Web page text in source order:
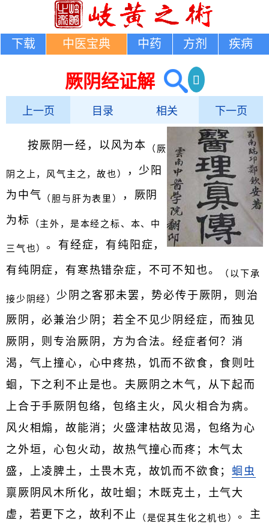
下载 中医宝典 中药 方剂 疾病
厥阴经证解
上一页 目录 相关 下一页
按厥阴一经，以风为本 （厥
阴之上，风气主之，故也） ，少阳
为中气 （胆与肝为表里） ，厥阴
为标 （主外，是本经之标、本、中
三气也）。有经症，有纯阳症，
有纯阴症，有寒热错杂症，不可不知也。 （以下承
接少阴经） 少阴之客邪未罢，势必传于厥阴，则治
厥阴，必兼治少阴；若全不见少阴经症，而独见
厥阴，则专治厥阴，方为合法。经症者何？消
渴，气上撞心，心中疼热，饥而不欲食，食则吐
蛔，下之利不止是也。夫厥阴之木气，从下起而
上合于手厥阴包络，包络主火，风火相合为病。
风火相煽，故能消；火盛津枯故见渴，包络为心
之外垣，心包火动，故热气撞心而疼；木气太
盛，上凌脾土，土畏木克，故饥而不欲食；蛔虫
禀厥阴风木所化，故吐蛔；木既克土，土气大
虚，若更下之，故利不止
（是促其生化之机也） 。主